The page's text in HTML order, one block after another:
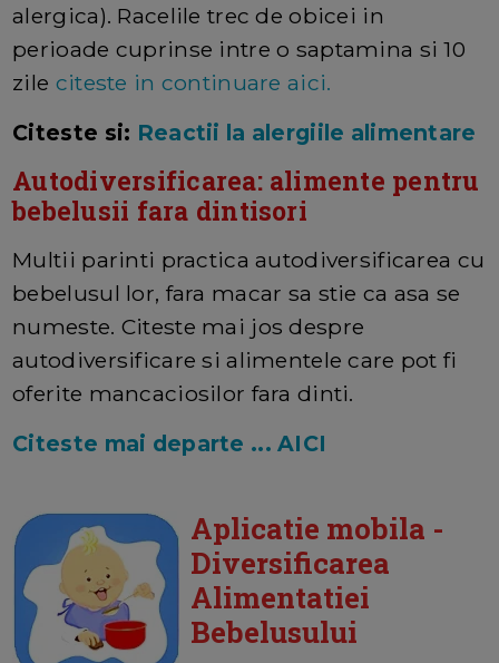
alergica). Racelile trec de obicei in
perioade cuprinse intre o saptamina si 10
zile citeste in continuare aici.
Citeste si: Reactii la alergiile alimentare
Autodiversificarea: alimente pentru
bebelusii fara dintisori
Multii parinti practica autodiversificarea cu
bebelusul lor, fara macar sa stie ca asa se
numeste. Citeste mai jos despre
autodiversificare si alimentele care pot fi
oferite mancaciosilor fara dinti.
Citeste mai departe ... AICI
Aplicatie mobila -
Diversificarea
Alimentatiei
Bebelusului